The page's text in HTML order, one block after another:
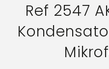
Ref 2547